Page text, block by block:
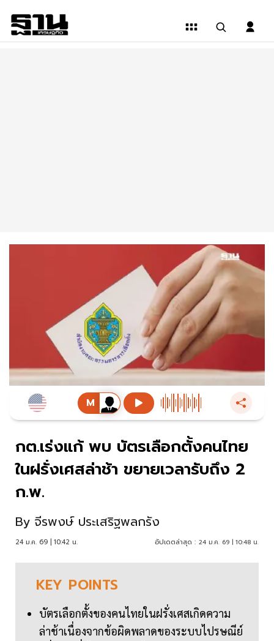
กต.เร่งแก้ พบ บัตรเลือกตั้งคนไทย
ในฝรั่งเศสล่าช้า ขยายเวลารับถึง 2
ก.พ.
By จีรพงษ์ ประเสริฐพลกรัง
24 ม.ค. 69 | 10:42 น. อัปเดตล่าสุด : 24 ม.ค. 69 | 10:48 น.
KEY POINTS
บัตรเลือกตั้งของคนไทยในฝรั่งเศสเกิดความ
ล่าช้าเนื่องจากข้อผิดพลาดของระบบไปรษณีย์